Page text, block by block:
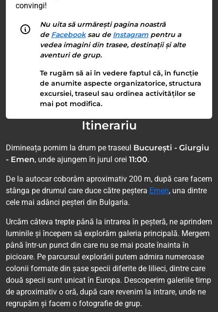
convingi!
Nu uita să urmărești pagina noastră
de Facebooksau de Instagram pentru a
vedea imagini din trasee, destinații și alte
aventuri de grup.
Te rugăm să ai în vedere faptul că, în funcție
de anumite aspecte organizatorice, structura
excursiei, traseul sau ordinea activităților se
mai pot modifica.
Itinerariu
Dimineața pornim la drum pe traseul București - Giurgiu
- Emen, unde ajungem în jurul orei 11:00.
De la autocar coborâm aproximativ 200 m, după care facem
stânga pe drumul care duce către peștera Emen, una dintre
cele mai adânci peșteri din Bulgaria.
Urcăm câteva trepte până la intrarea în peșteră, ne aprindem
luminile și începem să explorăm galeria principală. Mergem
până într-un punct din care nu se mai poate înainta în
picioare. Pe parcursul explorării putem admira numeroase
colonii formate din șase specii diferite de lilieci, dintre care
două specii sunt unicat în Europa. Descoperim galeriile timp
de aproximativ o oră, după care revenim la intrare, unde ne
regrupăm și facem o fotografie de grup.